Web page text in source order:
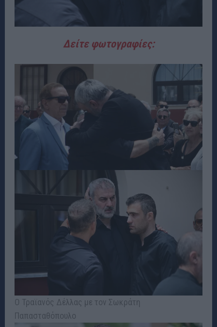
Δείτε φωτογραφίες:
Ο Τραϊανός Δέλλας με τον Σωκράτη
Παπασταθόπουλο